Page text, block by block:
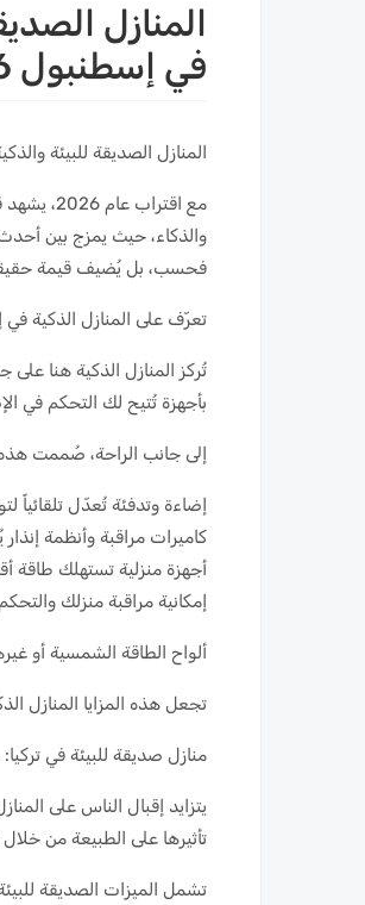
المنازل
في إسطنبول 2026
المنازل الصديقة للبيئة
مع
والذكاء، حيث يمزج بين أحدث
فحسب، بل يُضيف قيمة
تعرّف على المنازل الذكية
تُركز المنازل الذكية هنا على
بأجهزة تُتيح لك التحكم في
إلى جانب الراحة، صُممت هذه
إضاءة وتدفئة تُعدّل تلقائياً
كاميرات مراقبة وأنظمة
أجهزة منزلية تستهلك طاقة
إمكانية مراقبة منزلك
ألواح الطاقة الشمسية أو
تجعل هذه المزايا المنازل
منازل صديقة للبيئة في
يتزايد إقبال الناس على
تأثيرها على الطبيعة من
تشمل الميزات الصديقة